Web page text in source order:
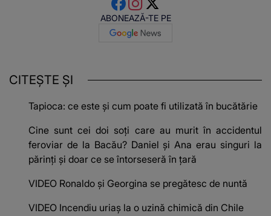
ABONEAZĂ-TE PE
CITEȘTE ȘI
Tapioca: ce este și cum poate fi utilizată în bucătărie
Cine sunt cei doi soți care au murit în accidentul
feroviar de la Bacău? Daniel și Ana erau singuri la
părinți și doar ce se întorseseră în țară
VIDEO Ronaldo și Georgina se pregătesc de nuntă
VIDEO Incendiu uriaș la o uzină chimică din Chile